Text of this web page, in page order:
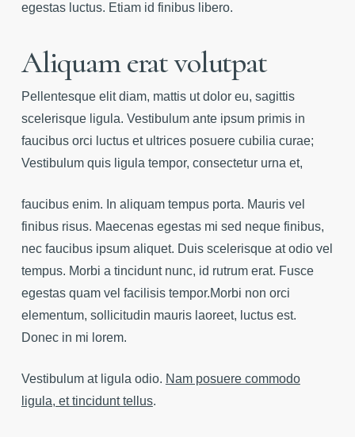
egestas luctus. Etiam id finibus libero.
Aliquam erat volutpat
Pellentesque elit diam, mattis ut dolor eu, sagittis
scelerisque ligula. Vestibulum ante ipsum primis in
faucibus orci luctus et ultrices posuere cubilia curae;
Vestibulum quis ligula tempor, consectetur urna et,
faucibus enim. In aliquam tempus porta. Mauris vel
finibus risus. Maecenas egestas mi sed neque finibus,
nec faucibus ipsum aliquet. Duis scelerisque at odio vel
tempus. Morbi a tincidunt nunc, id rutrum erat. Fusce
egestas quam vel facilisis tempor.Morbi non orci
elementum, sollicitudin mauris laoreet, luctus est.
Donec in mi lorem.
Vestibulum at ligula odio. Nam posuere commodo
ligula, et tincidunt tellus.